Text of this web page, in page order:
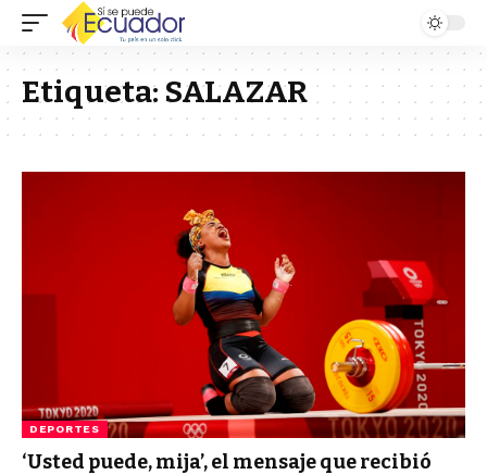
Etiqueta: SALAZAR
DEPORTES
‘Usted puede, mija’, el mensaje que recibió